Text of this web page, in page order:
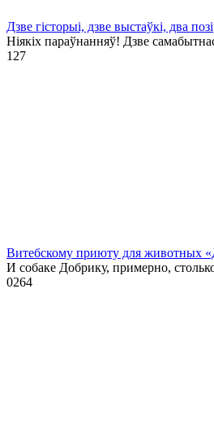
Дзве гісторыі, дзве выстаўкі, два
Ніякіх параўнанняў! Дзве
1 27
Витебскому приюту для животных
И собаке Добрику, примерно,
0264